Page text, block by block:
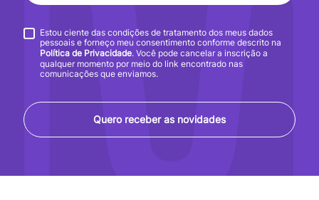
Quero receber as novidades
Estou ciente das condições de tratamento dos meus dados
pessoais e forneço meu consentimento conforme descrito na
Política de Privacidade. Você pode cancelar a inscrição a
qualquer momento por meio do link encontrado nas
comunicações que enviamos.